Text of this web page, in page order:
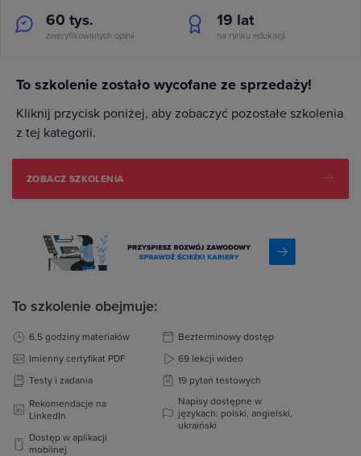
60 tys.
zweryfikowanych opinii
19 lat
na rynku edukacji
To szkolenie zostało wycofane ze sprzedaży!
Kliknij przycisk poniżej, aby zobaczyć pozostałe szkolenia
z tej kategorii.
ZOBACZ SZKOLENIA
To szkolenie obejmuje:
6,5 godziny materiałów
Bezterminowy dostęp
Imienny certyfikat PDF
69 lekcji wideo
Testy i zadania
19 pytań testowych
Rekomendacje na
LinkedIn
Napisy dostępne w
językach: polski, angielski,
ukraiński
Dostęp w aplikacji
mobilnej